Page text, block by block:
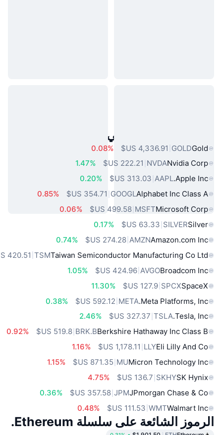
أصول العالم الحقيقي الشائعة
Gold
GOLD
0.08%
Nvidia Corp
NVDA
1.47%
Apple Inc.
AAPL
0.20%
Alphabet Inc Class A
GOOGL
0.85%
Microsoft Corp
MSFT
‏499.58 US$
0.06%
Silver
SILVER
0.17%
Amazon.com Inc
AMZN
‏274.28 US$
0.74%
Taiwan Semiconductor Manufacturing Co Ltd
TSM
Broadcom Inc
AVGO
‏424.96 US$
1.05%
SpaceX
SPCX
‏127.9 US$
11.30%
Meta Platforms, Inc.
META
0.38%
Tesla, Inc.
TSLA
2.46%
Berkshire Hathaway Inc Class B
BRK.B
‏519.8 US$
0.92%
Eli Lilly And Co
LLY
1.16%
Micron Technology Inc
MU
1.15%
SK Hynix
SKHY
4.75%
JPmorgan Chase & Co
JPM
‏357.58 US$
0.36%
Walmart Inc
WMT
0.48%
الرموز الشائعة على سلسلة Ethereum.